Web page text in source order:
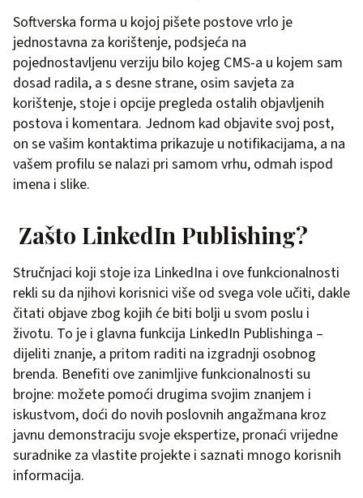
Softverska forma u kojoj pišete postove vrlo je
jednostavna za korištenje, podsjeća na
pojednostavljenu verziju bilo kojeg CMS-a u kojem sam
dosad radila, a s desne strane, osim savjeta za
korištenje, stoje i opcije pregleda ostalih objavljenih
postova i komentara. Jednom kad objavite svoj post,
on se vašim kontaktima prikazuje u notifikacijama, a na
vašem profilu se nalazi pri samom vrhu, odmah ispod
imena i slike.
Zašto LinkedIn Publishing?
Stručnjaci koji stoje iza LinkedIna i ove funkcionalnosti
rekli su da njihovi korisnici više od svega vole učiti, dakle
čitati objave zbog kojih će biti bolji u svom poslu i
životu. To je i glavna funkcija LinkedIn Publishinga –
dijeliti znanje, a pritom raditi na izgradnji osobnog
brenda. Benefiti ove zanimljive funkcionalnosti su
brojne: možete pomoći drugima svojim znanjem i
iskustvom, doći do novih poslovnih angažmana kroz
javnu demonstraciju svoje ekspertize, pronaći vrijedne
suradnike za vlastite projekte i saznati mnogo korisnih
informacija.